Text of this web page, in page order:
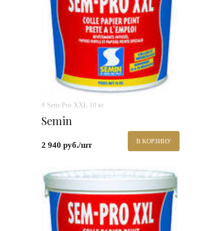
# Sem-Pro XXL 10 кг
Semin
2 940 руб./шт В КОРЗИНУ